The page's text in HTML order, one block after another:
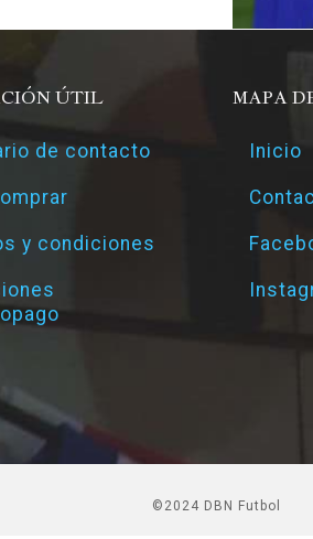
ÚTIL
de contacto
y condiciones
MAPA
Inicio
©2024 DBN Futbol